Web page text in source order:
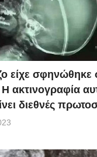
είχε σφηνώθηκε
ακτινογραφία
διεθνές